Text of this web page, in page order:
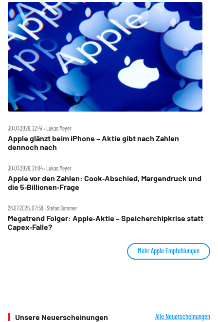
30.07.2026, 22:47 ‧ Lukas Meyer
Apple glänzt beim iPhone – Aktie gibt nach Zahlen
dennoch nach
30.07.2026, 21:04 ‧ Lukas Meyer
Apple vor den Zahlen: Cook‑Abschied, Margendruck und
die 5‑Billionen‑Frage
28.07.2026, 07:59 ‧ Stefan Sommer
Megatrend Folger: Apple‑Aktie – Speicherchipkrise statt
Capex‑Falle?
Mehr Apple Empfehlungen
Unsere Neuerscheinungen Alle Neuerscheinungen